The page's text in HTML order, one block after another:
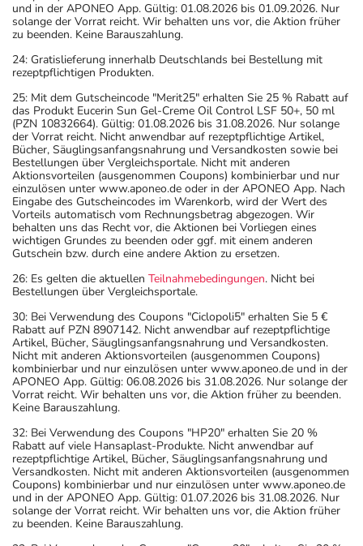
und in der APONEO App. Gültig: 01.08.2026 bis 01.09.2026. Nur
solange der Vorrat reicht. Wir behalten uns vor, die Aktion früher
zu beenden. Keine Barauszahlung.
24: Gratislieferung innerhalb Deutschlands bei Bestellung mit
rezeptpflichtigen Produkten.
25: Mit dem Gutscheincode "Merit25" erhalten Sie 25 % Rabatt auf
das Produkt Eucerin Sun Gel-Creme Oil Control LSF 50+, 50 ml
(PZN 10832664). Gültig: 01.08.2026 bis 31.08.2026. Nur solange
der Vorrat reicht. Nicht anwendbar auf rezeptpflichtige Artikel,
Bücher, Säuglingsanfangsnahrung und Versandkosten sowie bei
Bestellungen über Vergleichsportale. Nicht mit anderen
Aktionsvorteilen (ausgenommen Coupons) kombinierbar und nur
einzulösen unter www.aponeo.de oder in der APONEO App. Nach
Eingabe des Gutscheincodes im Warenkorb, wird der Wert des
Vorteils automatisch vom Rechnungsbetrag abgezogen. Wir
behalten uns das Recht vor, die Aktionen bei Vorliegen eines
wichtigen Grundes zu beenden oder ggf. mit einem anderen
Gutschein bzw. durch eine andere Aktion zu ersetzen.
26: Es gelten die aktuellen Teilnahmebedingungen. Nicht bei
Bestellungen über Vergleichsportale.
30: Bei Verwendung des Coupons "Ciclopoli5" erhalten Sie 5 €
Rabatt auf PZN 8907142. Nicht anwendbar auf rezeptpflichtige
Artikel, Bücher, Säuglingsanfangsnahrung und Versandkosten.
Nicht mit anderen Aktionsvorteilen (ausgenommen Coupons)
kombinierbar und nur einzulösen unter www.aponeo.de und in der
APONEO App. Gültig: 06.08.2026 bis 31.08.2026. Nur solange der
Vorrat reicht. Wir behalten uns vor, die Aktion früher zu beenden.
Keine Barauszahlung.
32: Bei Verwendung des Coupons "HP20" erhalten Sie 20 %
Rabatt auf viele Hansaplast-Produkte. Nicht anwendbar auf
rezeptpflichtige Artikel, Bücher, Säuglingsanfangsnahrung und
Versandkosten. Nicht mit anderen Aktionsvorteilen (ausgenommen
Coupons) kombinierbar und nur einzulösen unter www.aponeo.de
und in der APONEO App. Gültig: 01.07.2026 bis 31.08.2026. Nur
solange der Vorrat reicht. Wir behalten uns vor, die Aktion früher
zu beenden. Keine Barauszahlung.